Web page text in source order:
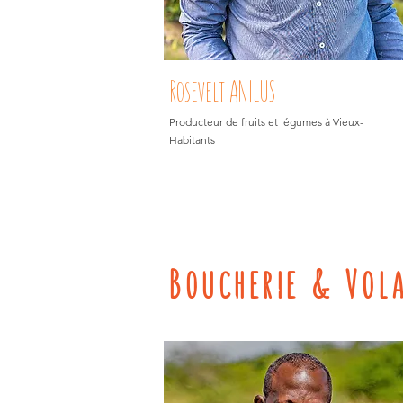
Rosevelt ANILUS
Producteur de fruits et légumes à Vieux-
Habitants
Boucherie &